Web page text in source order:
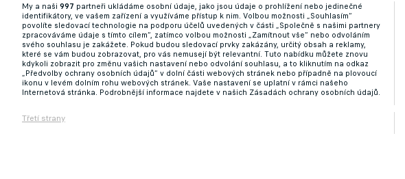
My a naši 997 partneři ukládáme osobní údaje, jako jsou údaje o prohlížení nebo jedinečné
identifikátory, ve vašem zařízení a využíváme přístup k nim. Volbou možnosti „Souhlasím“
povolíte sledovací technologie na podporu účelů uvedených v části „Společně s našimi partnery
zpracováváme údaje s tímto cílem“, zatímco volbou možnosti „Zamítnout vše“ nebo odvoláním
svého souhlasu je zakážete. Pokud budou sledovací prvky zakázány, určitý obsah a reklamy,
které se vám budou zobrazovat, pro vás nemusejí být relevantní. Tuto nabídku můžete znovu
kdykoli zobrazit pro změnu vašich nastavení nebo odvolání souhlasu, a to kliknutím na odkaz
„Předvolby ochrany osobních údajů“ v dolní části webových stránek nebo případně na plovoucí
ikonu v levém dolním rohu webových stránek. Vaše nastavení se uplatní v rámci našeho
Internetová stránka. Podrobnější informace najdete v našich Zásadách ochrany osobních údajů.
Třetí strany